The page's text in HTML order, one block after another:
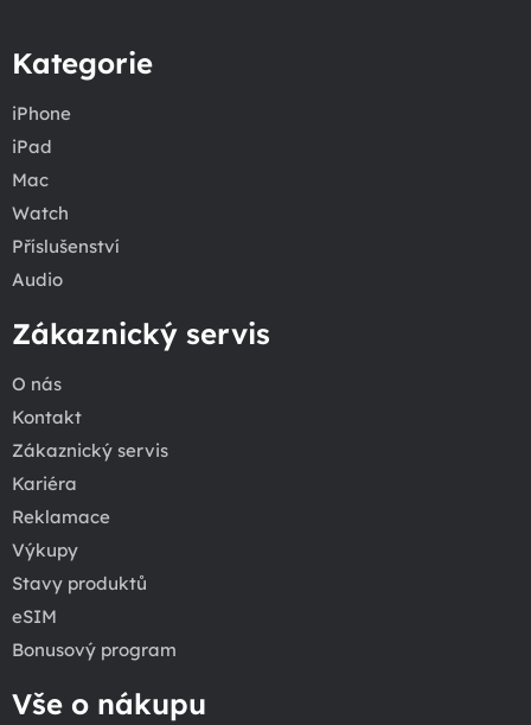
Kategorie
iPhone
iPad
Mac
Watch
Příslušenství
Audio
Zákaznický servis
O nás
Kontakt
Zákaznický servis
Kariéra
Reklamace
Výkupy
Stavy produktů
eSIM
Bonusový program
Vše o nákupu